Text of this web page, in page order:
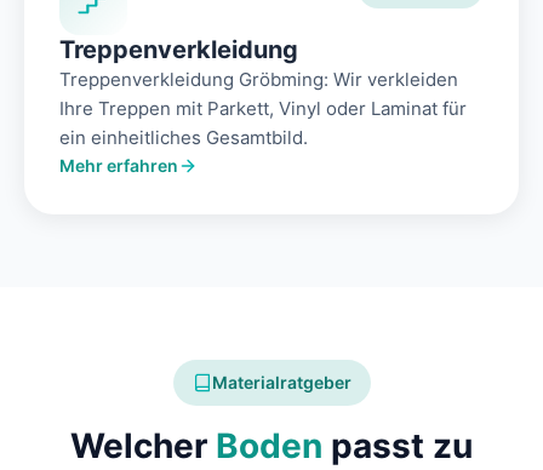
Treppenverkleidung
Treppenverkleidung Gröbming: Wir verkleiden
Ihre Treppen mit Parkett, Vinyl oder Laminat für
ein einheitliches Gesamtbild.
Mehr erfahren
Materialratgeber
Welcher Boden passt zu